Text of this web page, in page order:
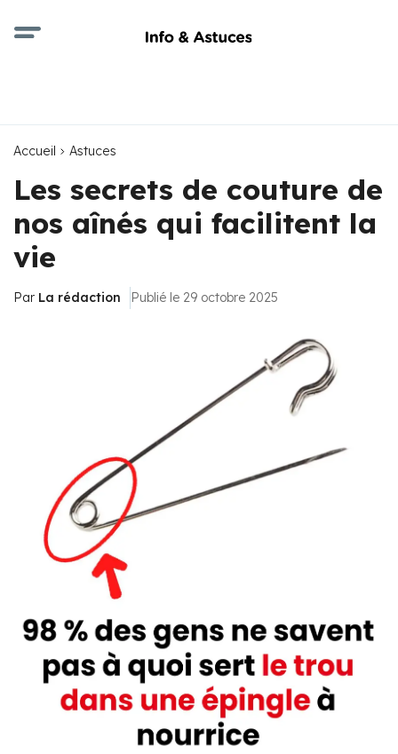
Accueil Astuces
Les secrets de couture de
nos aînés qui facilitent la
vie
Par La rédaction Publié le 29 octobre 2025